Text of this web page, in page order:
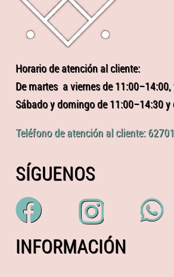
Horario de atención al cliente:
De martes a viernes de
Sábado y domingo de 11:00–14:30
Teléfono de atención al cliente:
SÍGUENOS
INFORMACIÓN